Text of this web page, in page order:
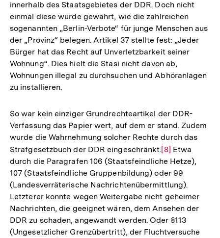
innerhalb des Staatsgebietes der DDR. Doch nicht
einmal diese wurde gewährt, wie die zahlreichen
sogenannten „Berlin-Verbote“ für junge Menschen aus
der „Provinz“ belegen. Artikel 37 stellte fest: „Jeder
Bürger hat das Recht auf Unverletzbarkeit seiner
Wohnung“. Dies hielt die Stasi nicht davon ab,
Wohnungen illegal zu durchsuchen und Abhöranlagen
zu installieren.
So war kein einziger Grundrechteartikel der DDR-
Verfassung das Papier wert, auf dem er stand. Zudem
wurde die Wahrnehmung solcher Rechte durch das
Strafgesetzbuch der DDR eingeschränkt.Zur
Auflösung
der
Fußnote
[8] Etwa
durch die Paragrafen 106 (Staatsfeindliche Hetze),
107 (Staatsfeindliche Gruppenbildung) oder 99
(Landesverräterische Nachrichtenübermittlung).
Letzterer konnte wegen Weitergabe nicht geheimer
Nachrichten, die geeignet wären, dem Ansehen der
DDR zu schaden, angewandt werden. Oder §113
(Ungesetzlicher Grenzübertritt), der Fluchtversuche